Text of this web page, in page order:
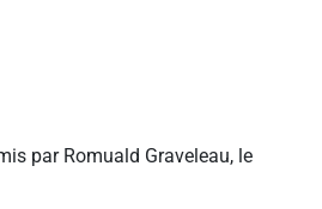
par Romuald Graveleau, le